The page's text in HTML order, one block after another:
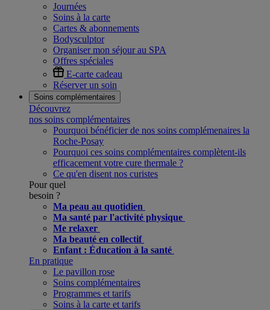
Journées
Soins à la carte
Cartes & abonnements
Bodysculptor
Organiser mon séjour au SPA
Offres spéciales
E-carte cadeau
Réserver un soin
Soins complémentaires
Découvrez
nos soins complémentaires
Pourquoi bénéficier de nos soins complémenaires la
Roche-Posay
Pourquoi ces soins complémentaires complètent-ils
efficacement votre cure thermale ?
Ce qu'en disent nos curistes
Pour quel
besoin ?
Ma peau au quotidien
Ma santé par l'activité physique
Me relaxer
Ma beauté en collectif
Enfant : Éducation à la santé
En pratique
Le pavillon rose
Soins complémentaires
Programmes et tarifs
Soins à la carte et tarifs